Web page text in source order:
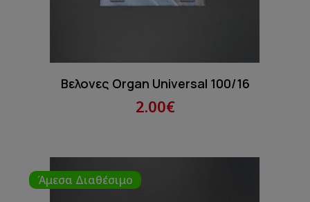
Βελονες Organ Universal 100/16
2.00€
Άμεσα Διαθέσιμο